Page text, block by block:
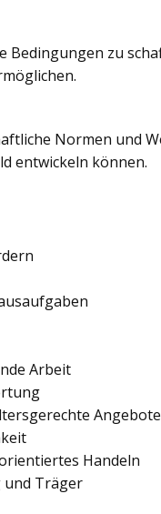
zu
Normen und
entwickeln können.
Arbeit
Angebote
Handeln
und Träger